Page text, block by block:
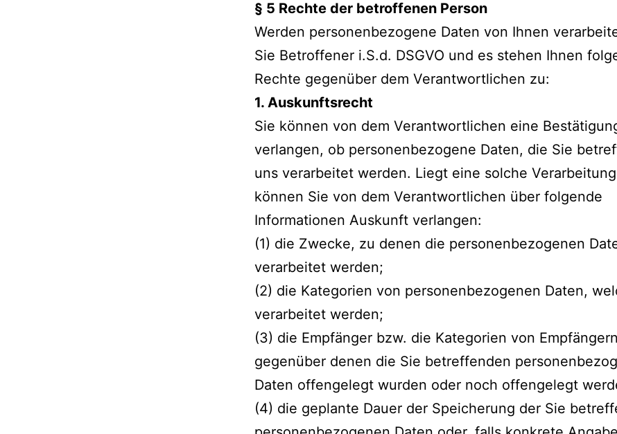
§ 5 Rechte der betroffenen Person
Werden personenbezogene Daten von Ihnen
Sie Betroffener i.S.d. DSGVO und es stehen Ihnen
Rechte gegenüber dem Verantwortlichen zu:
1. Auskunftsrecht
Sie können von dem Verantwortlichen eine
verlangen, ob personenbezogene Daten, die Sie
uns verarbeitet werden. Liegt eine solche
können Sie von dem Verantwortlichen über folgende
Informationen Auskunft verlangen:
(1) die Zwecke, zu denen die personenbezogenen
verarbeitet werden;
(2) die Kategorien von personenbezogenen Daten,
verarbeitet werden;
(3) die Empfänger bzw. die Kategorien von
gegenüber denen die Sie betreffenden
Daten offengelegt wurden oder noch offengelegt
(4) die geplante Dauer der Speicherung der Sie